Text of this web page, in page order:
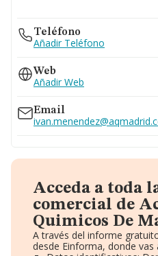
Teléfono
Añadir Teléfono
Web
Añadir Web
Email
Acceda a toda
comercial de
Quimicos De
A través del informe
desde Einforma, donde vas